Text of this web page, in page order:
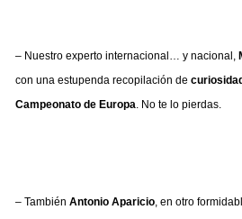
– Nuestro experto internacional… y nacional,
con una estupenda recopilación de
Campeonato de Europa. No te lo pierdas.
– También Antonio Aparicio, en otro